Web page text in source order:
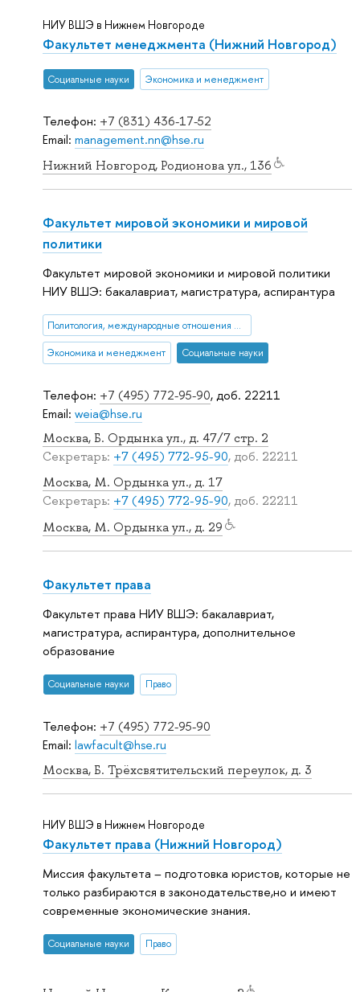
Телефон: +7 (831) 436-17-52
Email: management.nn@hse.ru
Нижний Новгород, Родионова ул., 136
НИУ ВШЭ в Нижнем Новгороде
Факультет менеджмента (Нижний Новгород)
Социальные науки Экономика и менеджмент
Телефон: +7 (495) 772-95-90, доб. 22211
Email: weia@hse.ru
Москва, Б. Ордынка ул., д. 47/7 стр. 2
Секретарь: +7 (495) 772-95-90, доб. 22211
Москва, М. Ордынка ул., д. 17
Секретарь: +7 (495) 772-95-90, доб. 22211
Москва, М. Ордынка ул., д. 29
Факультет мировой экономики и мировой
политики
Факультет мировой экономики и мировой политики
НИУ ВШЭ: бакалавриат, магистратура, аспирантура
Политология, международные отношения и ГМУ
Экономика и менеджмент Социальные науки
Телефон: +7 (495) 772-95-90
Email: lawfacult@hse.ru
Москва, Б. Трёхсвятительский переулок, д. 3
Факультет права
Факультет права НИУ ВШЭ: бакалавриат,
магистратура, аспирантура, дополнительное
образование
Социальные науки Право
НИУ ВШЭ в Нижнем Новгороде
Факультет права (Нижний Новгород)
Миссия факультета – подготовка юристов, которые не
только разбираются в законодательстве,но и имеют
современные экономические знания.
Социальные науки Право